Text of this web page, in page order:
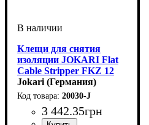
Клещи для снятия
изоляции JOKARI Flat
Cable Stripper FKZ 12
мм | max. 1/2“ мм² 0,75 -
2,5 AWG 18 - 10
Jokari (Германия)
20030-J
3 442.35грн